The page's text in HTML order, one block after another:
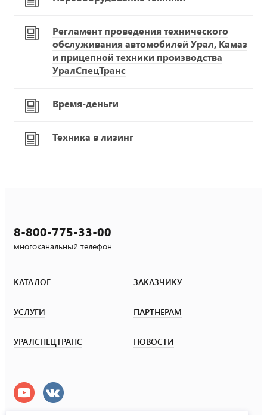
Регламент проведения технического
обслуживания автомобилей Урал, Камаз
и прицепной техники производства
УралСпецТранс
Время-деньги
Техника в лизинг
8-800-775-33-00
многоканальный телефон
КАТАЛОГ ЗАКАЗЧИКУ
УСЛУГИ ПАРТНЕРАМ
УРАЛСПЕЦТРАНС НОВОСТИ